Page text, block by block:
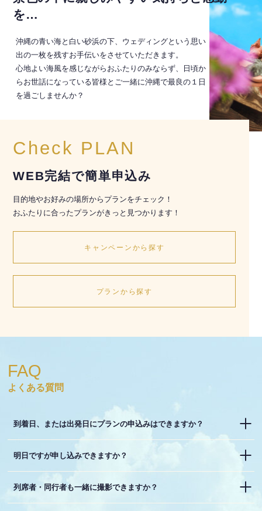
を…
沖縄の青い海と白い砂浜の下、ウェディングという思い
出の一枚を残すお手伝いをさせていただきます。
心地よい海風を感じながらおふたりのみならず、日頃か
らお世話になっている皆様とご一緒に沖縄で最良の１日
を過ごしませんか？
Check PLAN
WEB完結で簡単申込み
目的地やお好みの場所からプランをチェック！
おふたりに合ったプランがきっと見つかります！
キャンペーンから探す
プランから探す
FAQ
よくある質問
到着日、または出発日にプランの申込みはできますか？
明日ですが申し込みできますか？
列席者・同行者も一緒に撮影できますか？